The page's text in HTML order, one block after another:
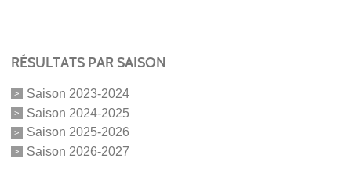
RÉSULTATS PAR SAISON
Saison 2023-2024
Saison 2024-2025
Saison 2025-2026
Saison 2026-2027